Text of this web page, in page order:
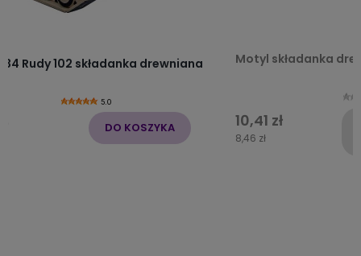
34 Rudy 102 składanka drewniana
5.0
DO KOSZYKA
Motyl składanka
10,41 zł
8,46 zł